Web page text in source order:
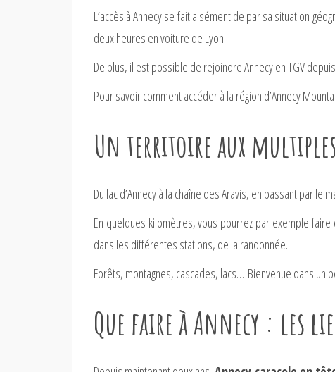
L’accès à Annecy se fait aisément de par sa situation
deux heures en voiture de Lyon.
De plus, il est possible de rejoindre Annecy en TGV
Pour savoir comment accéder à la région d’Annecy
Un territoire aux
Du lac d’Annecy à la chaîne des Aravis, en passant par
En quelques kilomètres, vous pourrez par exemple faire
dans les différentes stations, de la randonnée.
Forêts, montagnes, cascades, lacs… Bienvenue dans un
Que faire à Annecy : les